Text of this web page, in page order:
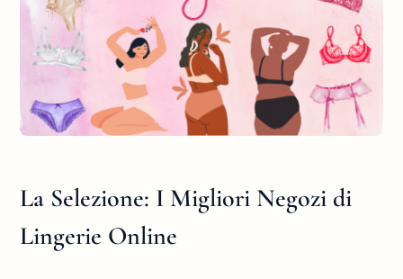
La Selezione: I Migliori Negozi di
Lingerie Online